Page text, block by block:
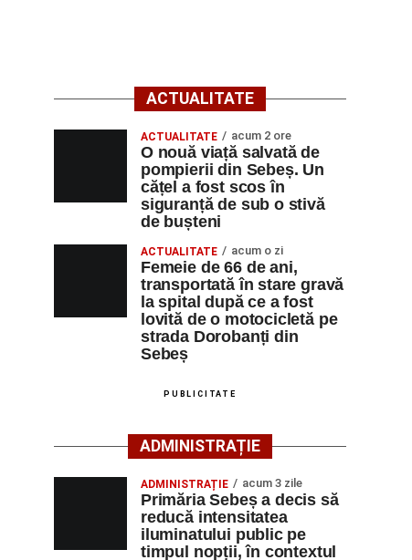
ACTUALITATE
ACTUALITATE acum 2 ore
O nouă viață salvată de
pompierii din Sebeș. Un
cățel a fost scos în
siguranță de sub o stivă
de bușteni
ACTUALITATE acum o zi
Femeie de 66 de ani,
transportată în stare gravă
la spital după ce a fost
lovită de o motocicletă pe
strada Dorobanți din
Sebeș
PUBLICITATE
ADMINISTRAȚIE
ADMINISTRAȚIE acum 3 zile
Primăria Sebeș a decis să
reducă intensitatea
iluminatului public pe
timpul nopții, în contextul